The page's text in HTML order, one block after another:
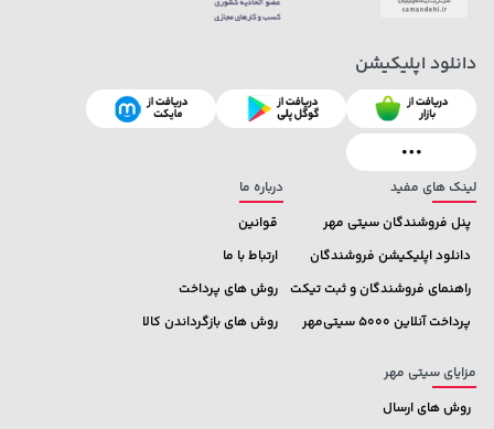
لینک های مفید
پنل فروشندگان سیتی مهر
دانلود اپلیکیشن فروشندگان
راهنمای فروشندگان و ثبت تیکت
پرداخت آنلاین 5000 سیتی‌مهر
درباره ما
قوانین
ارتباط با ما
روش های پرداخت
روش های بازگرداندن کالا
مزایای سیتی مهر
روش های ارسال
دانلود اپلیکیشن